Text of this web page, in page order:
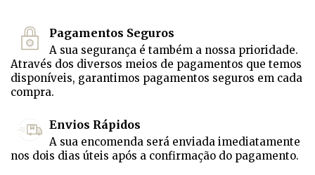
Pagamentos Seguros
A sua segurança é também a nossa prioridade.
Através dos diversos meios de pagamentos que temos
disponíveis, garantimos pagamentos seguros em cada
compra.
Envios Rápidos
A sua encomenda será enviada imediatamente
nos dois dias úteis após a confirmação do pagamento.